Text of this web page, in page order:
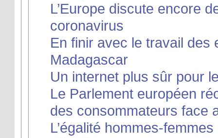
L’Europe discute encore
coronavirus
En finir avec le travail des
Madagascar
Un internet plus sûr pour
Le Parlement européen
des consommateurs face
L’égalité hommes-